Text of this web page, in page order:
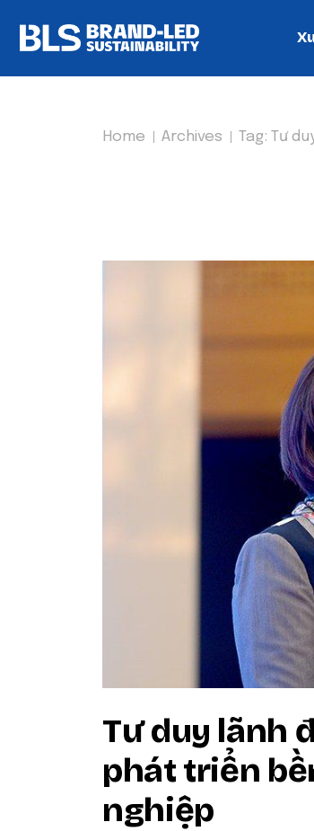
Home Archives Tag: Tư
Tư duy lãnh
phát triển
nghiệp